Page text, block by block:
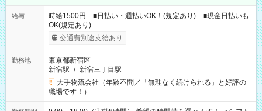
給与
時給1500円 ■日払い・週払いOK！(規定あり) ■現金日払いも
OK(規定あり)
交通費別途支給あり
勤務地
東京都新宿区
新宿駅 / 新宿三丁目駅
大手物流会社（年齢不問／「無理なく続けられる」と好評の
職場です！）